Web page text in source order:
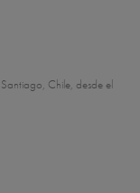
Chile, desde el